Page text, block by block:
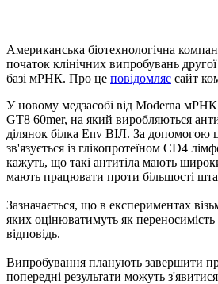
Американська біотехнологічна
початок клінічних випробувань
базі мРНК. Про це повідомляє сайт
У новому медзасобі від Moderna
GT8 60mer, на який виробляються
ділянок білка Env ВІЛ. За допомогою
зв'язується із глікопротеїном CD4
кажуть, що такі антитіла мають
мають працювати проти більшості
Зазначається, що в експериментах
яких оцінюватимуть як
відповідь.
Випробування планують завершити
попередні результати можуть